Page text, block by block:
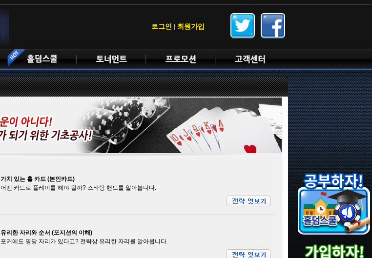
로그인 회원가입
가치 있는 홀 카드 (본인카드)
어떤 카드로 플레이를 해야 될까? 스타팅 핸드를 알아봅니다.
유리한 자리와 순서 (포지션의 이해)
포커에도 명당 자리가 있다고? 전략상 유리한 자리를 알아봅니다.